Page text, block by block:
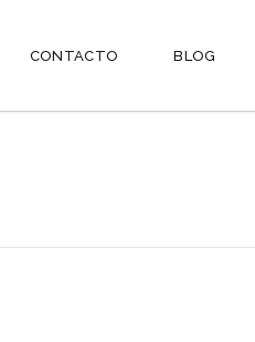
CONTACTO BLOG